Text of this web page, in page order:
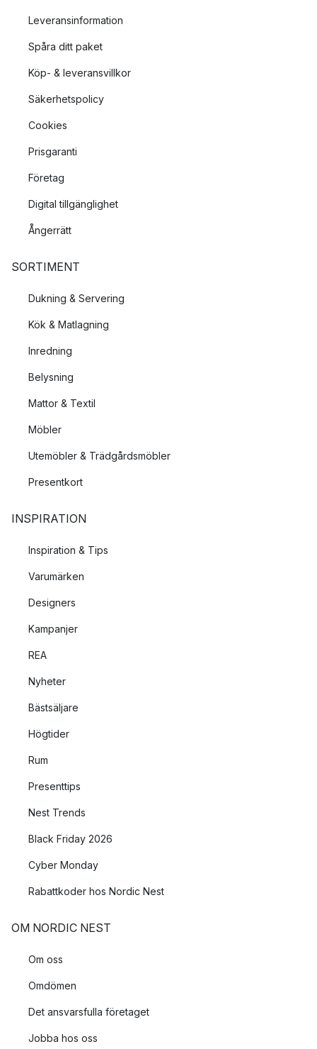
Leveransinformation
Spåra ditt paket
Köp- & leveransvillkor
Säkerhetspolicy
Cookies
Prisgaranti
Företag
Digital tillgänglighet
Ångerrätt
SORTIMENT
Dukning & Servering
Kök & Matlagning
Inredning
Belysning
Mattor & Textil
Möbler
Utemöbler & Trädgårdsmöbler
Presentkort
INSPIRATION
Inspiration & Tips
Varumärken
Designers
Kampanjer
REA
Nyheter
Bästsäljare
Högtider
Rum
Presenttips
Nest Trends
Black Friday 2026
Cyber Monday
Rabattkoder hos Nordic Nest
OM NORDIC NEST
Om oss
Omdömen
Det ansvarsfulla företaget
Jobba hos oss